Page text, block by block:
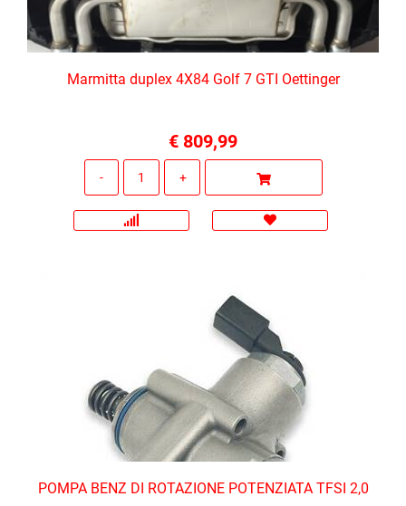
Marmitta duplex 4X84 Golf 7 GTI Oettinger
€ 809,99
POMPA BENZ DI ROTAZIONE POTENZIATA TFSI 2,0